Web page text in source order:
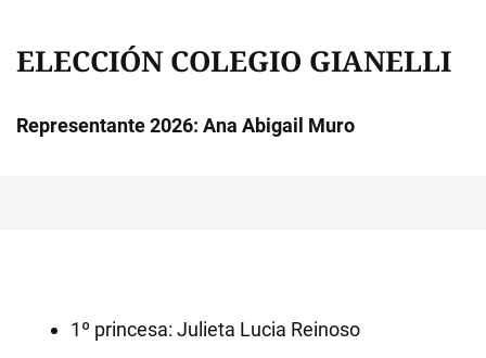
ELECCIÓN COLEGIO GIANELLI
Representante 2026: Ana Abigail Muro
1º princesa: Julieta Lucia Reinoso